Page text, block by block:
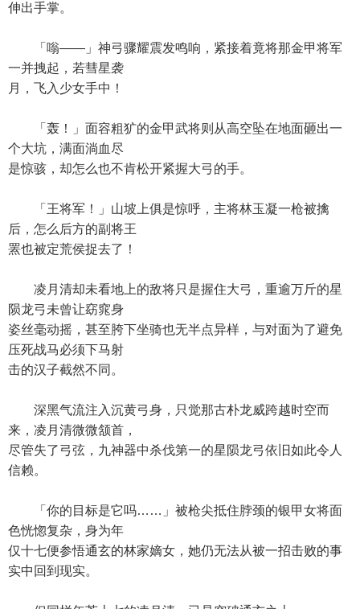
伸出手掌。
「嗡——」神弓骤耀震发鸣响，紧接着竟将那金甲将军
一并拽起，若彗星袭
月，飞入少女手中！
「轰！」面容粗犷的金甲武将则从高空坠在地面砸出一
个大坑，满面淌血尽
是惊骇，却怎么也不肯松开紧握大弓的手。
「王将军！」山坡上俱是惊呼，主将林玉凝一枪被擒
后，怎么后方的副将王
罴也被定荒侯捉去了！
凌月清却未看地上的敌将只是握住大弓，重逾万斤的星
陨龙弓未曾让窈窕身
姿丝毫动摇，甚至胯下坐骑也无半点异样，与对面为了避免
压死战马必须下马射
击的汉子截然不同。
深黑气流注入沉黄弓身，只觉那古朴龙威跨越时空而
来，凌月清微微颔首，
尽管失了弓弦，九神器中杀伐第一的星陨龙弓依旧如此令人
信赖。
「你的目标是它吗……」被枪尖抵住脖颈的银甲女将面
色恍惚复杂，身为年
仅十七便参悟通玄的林家嫡女，她仍无法从被一招击败的事
实中回到现实。